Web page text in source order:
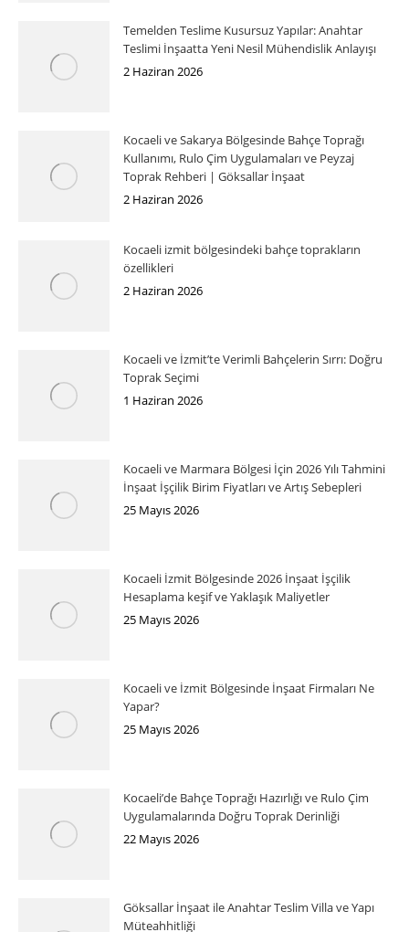
Temelden Teslime Kusursuz Yapılar: Anahtar
Teslimi İnşaatta Yeni Nesil Mühendislik Anlayışı
2 Haziran 2026
Kocaeli ve Sakarya Bölgesinde Bahçe Toprağı
Kullanımı, Rulo Çim Uygulamaları ve Peyzaj
Toprak Rehberi | Göksallar İnşaat
2 Haziran 2026
Kocaeli izmit bölgesindeki bahçe toprakların
özellikleri
2 Haziran 2026
Kocaeli ve İzmit’te Verimli Bahçelerin Sırrı: Doğru
Toprak Seçimi
1 Haziran 2026
Kocaeli ve Marmara Bölgesi İçin 2026 Yılı Tahmini
İnşaat İşçilik Birim Fiyatları ve Artış Sebepleri
25 Mayıs 2026
Kocaeli İzmit Bölgesinde 2026 İnşaat İşçilik
Hesaplama keşif ve Yaklaşık Maliyetler
25 Mayıs 2026
Kocaeli ve İzmit Bölgesinde İnşaat Firmaları Ne
Yapar?
25 Mayıs 2026
Kocaeli’de Bahçe Toprağı Hazırlığı ve Rulo Çim
Uygulamalarında Doğru Toprak Derinliği
22 Mayıs 2026
Göksallar İnşaat ile Anahtar Teslim Villa ve Yapı
Müteahhitliği